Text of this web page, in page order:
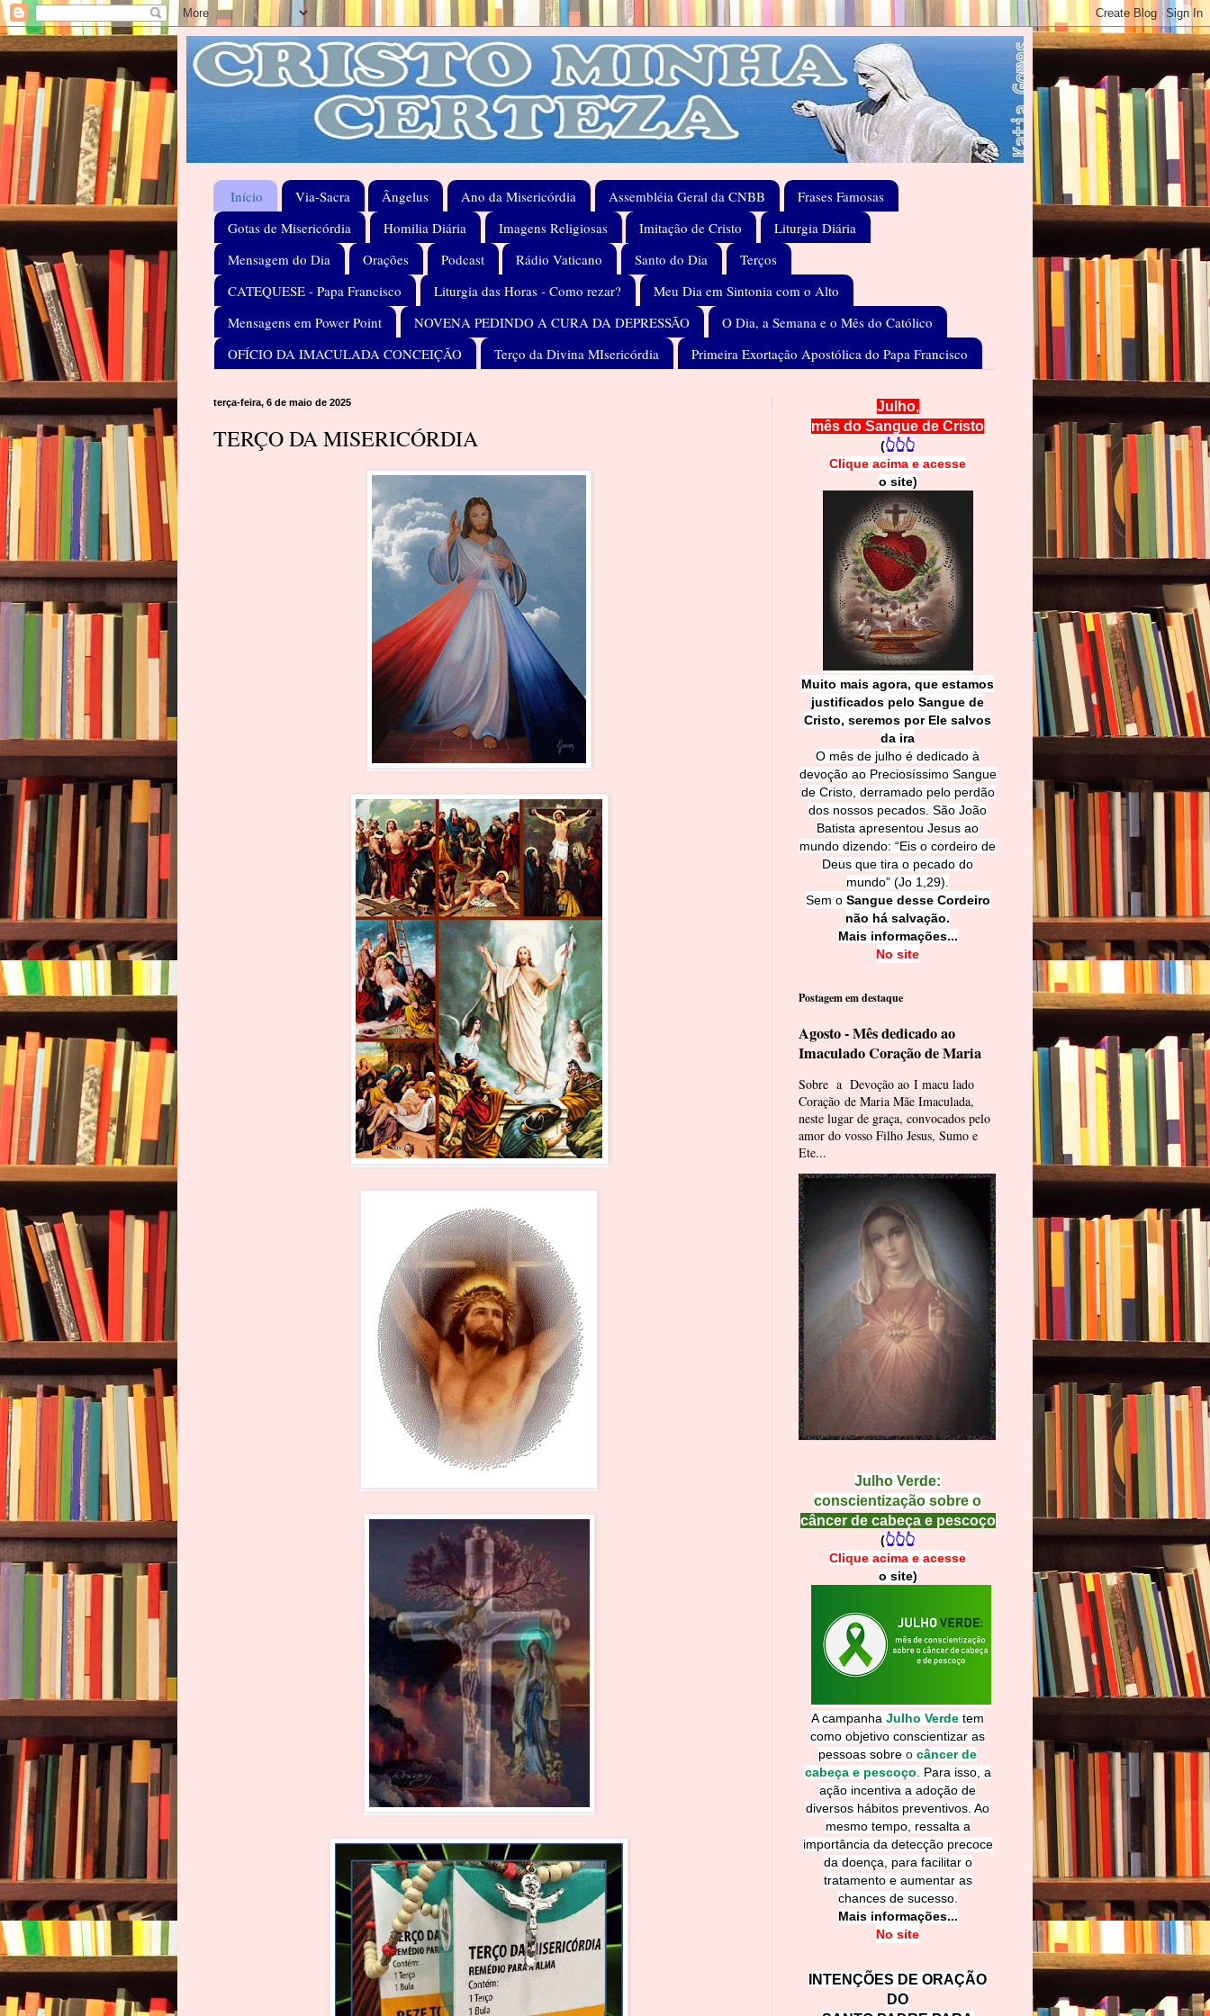
Início Via-Sacra Ângelus Ano da Misericórdia Assembléia Geral da CNBB
Frases Famosas
Gotas de Misericórdia
Homilia Diária Imagens Religiosas Imitação de Cristo
Liturgia Diária
Mensagem do Dia
Orações Podcast Rádio Vaticano Santo do Dia
Terços
CATEQUESE - Papa Francisco
Liturgia das Horas - Como rezar?
Meu Dia em Sintonia com o Alto
Mensagens em Power Point
NOVENA PEDINDO A CURA DA DEPRESSÃO
O Dia, a Semana e o Mês do Católico
OFÍCIO DA IMACULADA CONCEIÇÃO
Terço da Divina MIsericórdia Primeira Exortação Apostólica do Papa Francisco
terça-feira, 6 de maio de 2025
TERÇO DA MISERICÓRDIA
Julho,
mês do Sangue de Cristo
(👆👆👆
Clique acima e acesse
o site)
Muito mais agora, que estamos
justificados pelo Sangue de
Cristo, seremos por Ele salvos
da ira
O mês de julho é dedicado à
devoção ao Preciosíssimo Sangue
de Cristo, derramado pelo perdão
dos nossos pecados. São João
Batista apresentou Jesus ao
mundo dizendo: “Eis o cordeiro de
Deus que tira o pecado do
mundo” (Jo 1,29).
Sem o Sangue desse Cordeiro
não há salvação.
Mais informações...
No site
Postagem em destaque
Agosto - Mês dedicado ao
Imaculado Coração de Maria
Sobre a Devoção ao I macu lado
Coração de Maria Mãe Imaculada,
neste lugar de graça, convocados pelo
amor do vosso Filho Jesus, Sumo e
Ete...
Julho Verde:
conscientização sobre o
câncer de cabeça e pescoço
(👆👆👆
Clique acima e acesse
o site)
A campanha Julho Verde tem
como objetivo conscientizar as
pessoas sobre o câncer de
cabeça e pescoço
Para isso, a
ação incentiva a adoção de
diversos hábitos preventivos. Ao
mesmo tempo, ressalta a
importância da detecção precoce
da doença, para facilitar o
tratamento e aumentar as
chances de sucesso.
Mais informações...
No site
INTENÇÕES DE ORAÇÃO
DO